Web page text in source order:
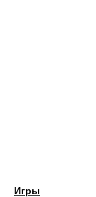
Игры